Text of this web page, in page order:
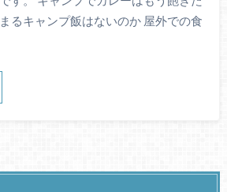
るキャンプ飯はないのか 屋外での食